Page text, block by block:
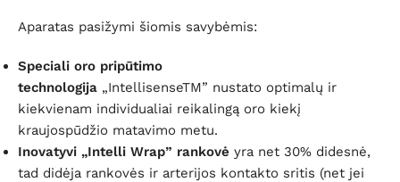
Aparatas pasižymi šiomis savybėmis:
Speciali oro pripūtimo
technologija „IntellisenseTM” nustato optimalų ir
kiekvienam individualiai reikalingą oro kiekį
kraujospūdžio matavimo metu.
Inovatyvi „Intelli Wrap” rankovė yra net 30% didesnė,
tad didėja rankovės ir arterijos kontakto sritis (net jei